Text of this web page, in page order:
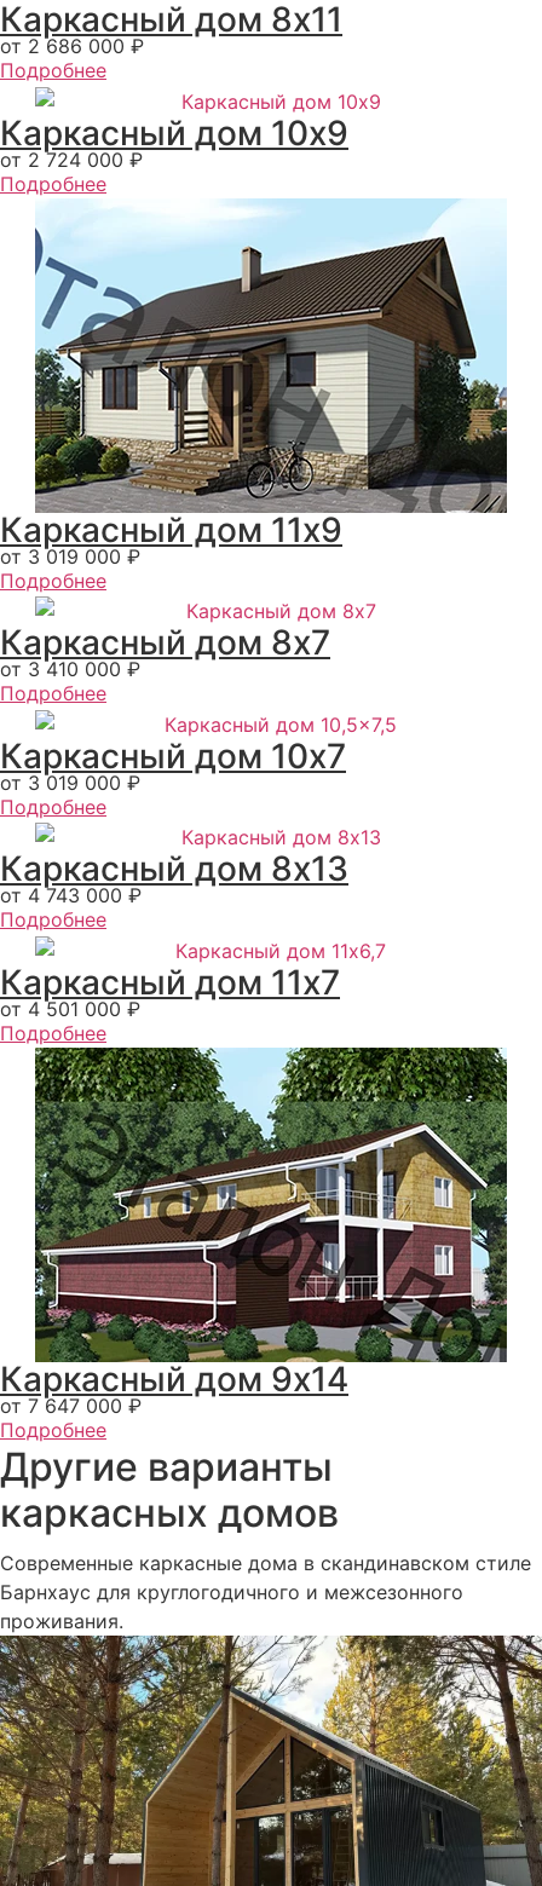
Каркасный дом 8x11
от 2 686 000 ₽
Подробнее
Каркасный дом 10x9
от 2 724 000 ₽
Подробнее
Каркасный дом 11x9
от 3 019 000 ₽
Подробнее
Каркасный дом 8x7
от 3 410 000 ₽
Подробнее
Каркасный дом 10x7
от 3 019 000 ₽
Подробнее
Каркасный дом 8x13
от 4 743 000 ₽
Подробнее
Каркасный дом 11x7
от 4 501 000 ₽
Подробнее
Каркасный дом 9x14
от 7 647 000 ₽
Подробнее
Другие варианты
каркасных домов
Современные каркасные дома в скандинавском стиле
Барнхаус для круглогодичного и межсезонного
проживания.